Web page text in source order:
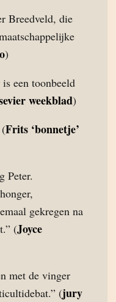
Breedveld, die
)
is een toonbeeld
weekblad)
Frits ‘bonnetje’
Peter.
gekregen na
(Joyce
met de vinger
(jury